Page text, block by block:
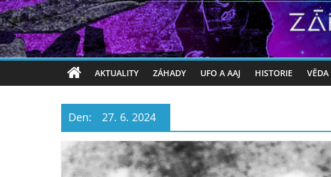
AKTUALITY ZÁHADY UFO A AAJ HISTORIE VĚDA
Den: 27. 6. 2024